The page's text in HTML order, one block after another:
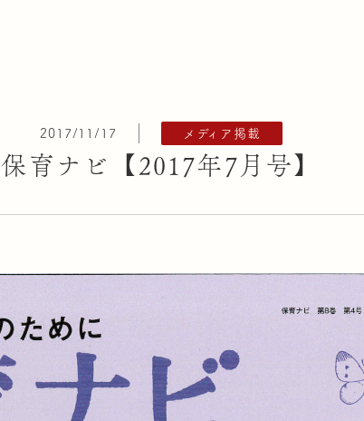
2017/11/17 メディア掲載
保育ナビ【2017年7月号】